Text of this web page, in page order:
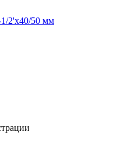
2'х40/50 мм